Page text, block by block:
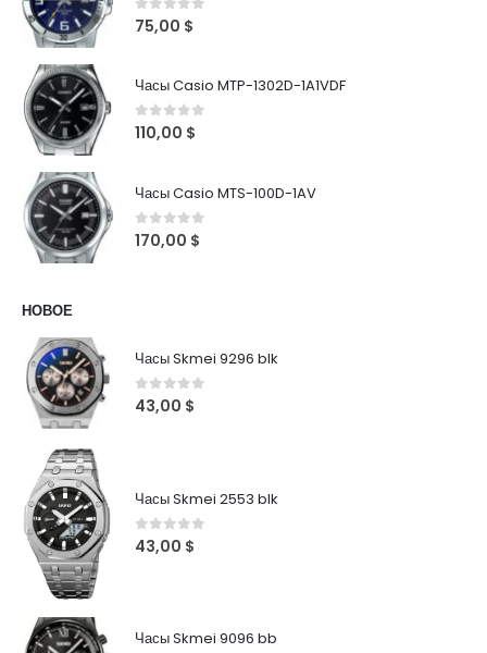
0out of 5
75,00 $
Часы Casio MTP-1302D-1A1VDF
0out of 5
110,00 $
Часы Casio MTS-100D-1AV
0out of 5
170,00 $
НОВОЕ
Часы Skmei 9296 blk
0 out of 5
43,00 $
Часы Skmei 2553 blk
0 out of 5
43,00 $
Часы Skmei 9096 bb